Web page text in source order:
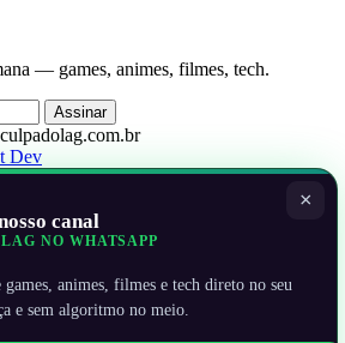
— games, animes, filmes, tech.
Assinar
Dev
×
canal
NO WHATSAPP
games, animes, filmes e tech direto no seu
e sem algoritmo no meio.